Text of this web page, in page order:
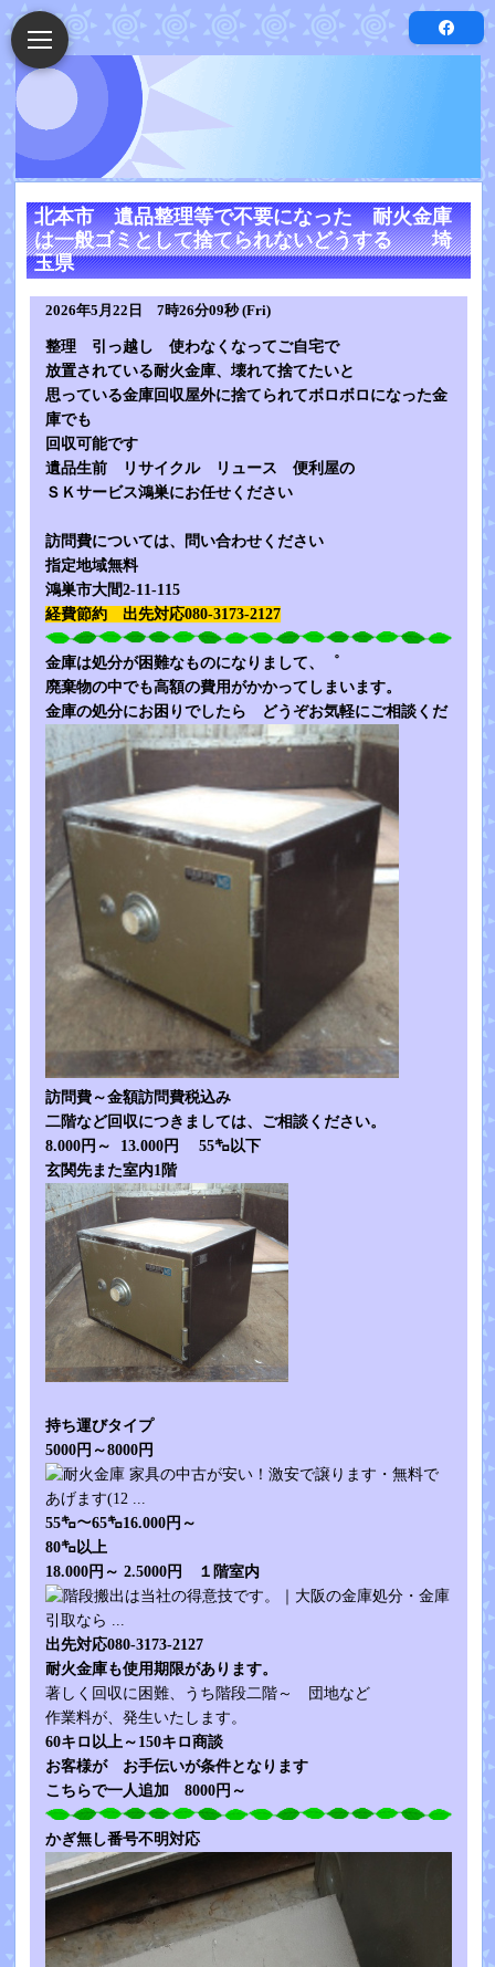
北本市 遺品整理等で不要になった 耐火金庫
は一般ゴミとして捨てられないどうする 埼
玉県
2026年5月22日 7時26分09秒 (Fri)
整理 引っ越し 使わなくなってご自宅で
放置されている耐火金庫、壊れて捨てたいと
思っている金庫回収屋外に捨てられてボロボロになった金
庫でも
回収可能です
遺品生前 リサイクル リュース 便利屋の
ＳＫサービス鴻巣にお任せください
訪問費については、問い合わせください
指定地域無料
鴻巣市大間2-11-115
経費節約 出先対応080-3173-2127
金庫は処分が困難なものになりまして、゜
廃棄物の中でも高額の費用がかかってしまいます。
金庫の処分にお困りでしたら どうぞお気軽にご相談くだ
訪問費～金額訪問費税込み
二階など回収につきましては、ご相談ください。
8.000円～ 13.000円 55㌔以下
玄関先また室内1階
持ち運びタイプ
5000円～8000円
55㌔～65㌔16.000円～
80㌔以上
18.000円～ 2.5000円 １階室内
出先対応080-3173-2127
耐火金庫も使用期限があります。
著しく回収に困難、うち階段二階～ 団地など
作業料が、発生いたします。
60キロ以上～150キロ商談
お客様が お手伝いが条件となります
こちらで一人追加 8000円～
かぎ無し番号不明対応